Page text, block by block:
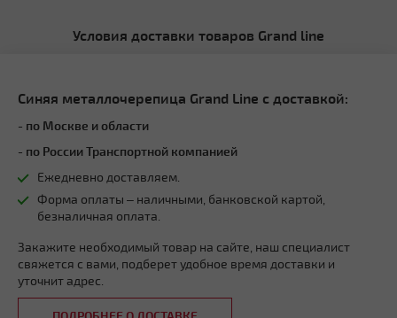
Условия доставки товаров Grand line
Синяя металлочерепица Grand Line с доставкой:
- по Москве и области
- по России Транспортной компанией
Ежедневно доставляем.
Форма оплаты – наличными, банковской картой,
безналичная оплата.
Закажите необходимый товар на сайте, наш специалист
свяжется с вами, подберет удобное время доставки и
уточнит адрес.